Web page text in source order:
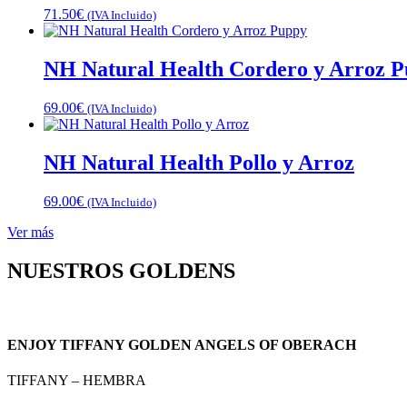
71.50€ (IVA Incluido)
NH Natural Health Cordero y Arroz
69.00€ (IVA Incluido)
NH Natural Health Pollo y Arroz
69.00€ (IVA Incluido)
Ver más
NUESTROS GOLDENS
ENJOY TIFFANY GOLDEN ANGELS OF OBERACH
TIFFANY – HEMBRA